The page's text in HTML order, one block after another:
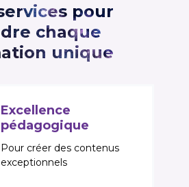
pour
chaque
unique
Excellence
pédagogique
Pour créer des contenus
exceptionnels